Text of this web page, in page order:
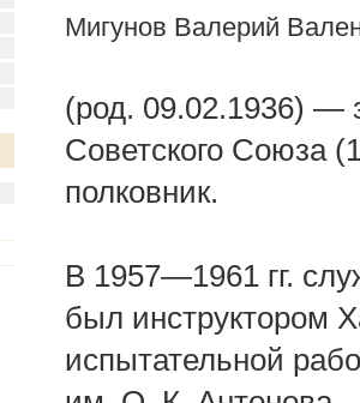
Мигунов Валерий
(род. 09.02.1936) —
Советского Союза
полковник.
В 1957—1961 гг.
был инструктором
испытательной